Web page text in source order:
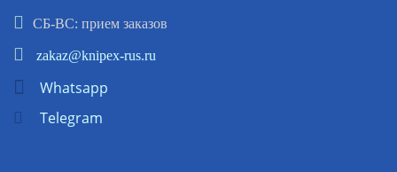
СБ-ВС: прием заказов
zakaz@knipex-rus.ru
Whatsapp
Telegram